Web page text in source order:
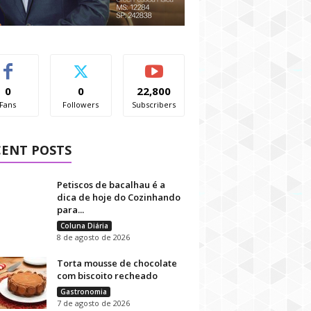
0
Fans
0
Followers
22,800
Subscribers
POSTS
Petiscos de bacalhau é a
dica de hoje do Cozinhando
para...
Coluna Diária
8 de agosto de 2026
Torta mousse de chocolate
com biscoito recheado
Gastronomia
7 de agosto de 2026